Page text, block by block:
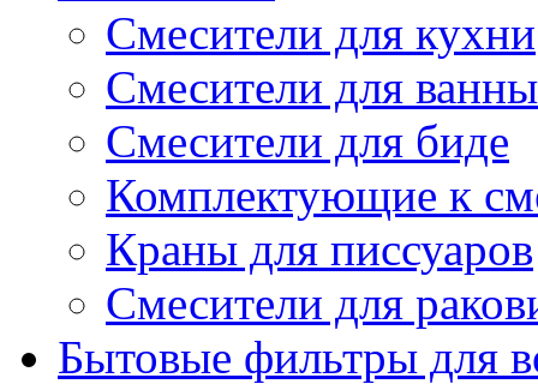
Смесители для кухни
Смесители для
Смесители для биде
Комплектующие к
Краны для писсуаров
Смесители для
Бытовые фильтры для